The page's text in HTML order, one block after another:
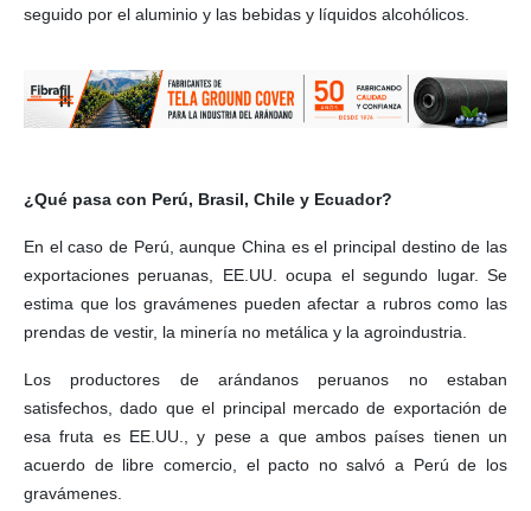
seguido por el aluminio y las bebidas y líquidos alcohólicos.
¿Qué pasa con Perú, Brasil, Chile y Ecuador?
En el caso de Perú, aunque China es el principal destino de las
exportaciones peruanas, EE.UU. ocupa el segundo lugar. Se
estima que los gravámenes pueden afectar a rubros como las
prendas de vestir, la minería no metálica y la agroindustria.
Los productores de arándanos peruanos no estaban
satisfechos, dado que el principal mercado de exportación de
esa fruta es EE.UU., y pese a que ambos países tienen un
acuerdo de libre comercio, el pacto no salvó a Perú de los
gravámenes.